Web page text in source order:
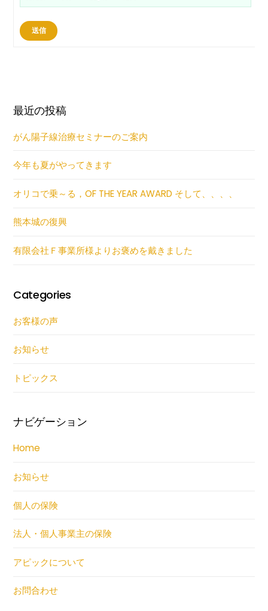
送信
最近の投稿
がん陽子線治療セミナーのご案内
今年も夏がやってきます
オリコで乗～る，OF THE YEAR AWARD そして、、、、
熊本城の復興
有限会社Ｆ事業所様よりお褒めを戴きました
Categories
お客様の声
お知らせ
トピックス
ナビゲーション
Home
お知らせ
個人の保険
法人・個人事業主の保険
アピックについて
お問合わせ